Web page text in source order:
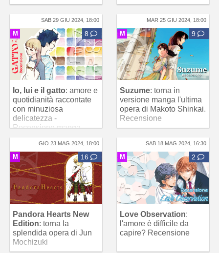
SAB 29 GIU 2024, 18:00
M 8
Io, lui e il gatto: amore e
quotidianità raccontate
con minuziosa
delicatezza -
Recensione manga
MAR 25 GIU 2024, 18:00
M 9
Suzume: torna in
versione manga l'ultima
opera di Makoto Shinkai.
Recensione
GIO 23 MAG 2024, 18:00
M 16
Pandora Hearts New
Edition: torna la
splendida opera di Jun
Mochizuki
SAB 18 MAG 2024, 16:30
M 2
Love Observation:
l'amore è difficile da
capire? Recensione